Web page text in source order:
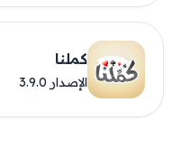
كملنا
الإصدار 3.9.0